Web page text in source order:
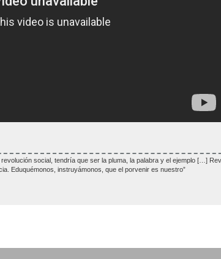
social, tendría que ser la pluma, la palabra y el ejemplo […]
Eduquémonos, instruyámonos, que el porvenir es nuestro”